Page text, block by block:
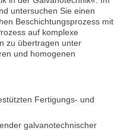
untersuchen Sie einen
Beschichtungsprozess mit
auf komplexe
zu übertragen unter
und homogenen
Fertigungs- und
galvanotechnischer